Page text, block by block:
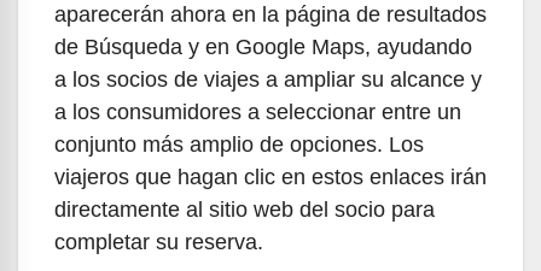
aparecerán ahora en la página de resultados
de Búsqueda y en Google Maps, ayudando
a los socios de viajes a ampliar su alcance y
a los consumidores a seleccionar entre un
conjunto más amplio de opciones. Los
viajeros que hagan clic en estos enlaces irán
directamente al sitio web del socio para
completar su reserva.